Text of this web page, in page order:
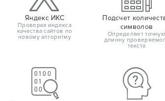
Яндекс ИКС
Проверка индекса
качества сайтов по
новому алгоритму
Подсчет
символов
Определяет точную
длинну
текста